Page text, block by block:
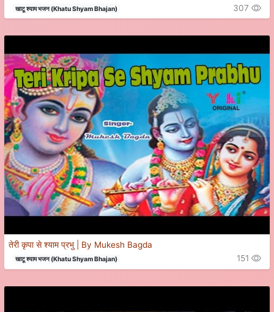
खाटू श्याम भजन (Khatu Shyam Bhajan) 307
तेरी कृपा से श्याम प्रभु | By Mukesh Bagda
खाटू श्याम भजन (Khatu Shyam Bhajan) 151